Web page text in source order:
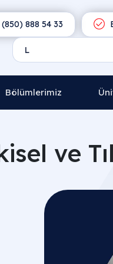
888 54 33
Bölümlerimiz
ve